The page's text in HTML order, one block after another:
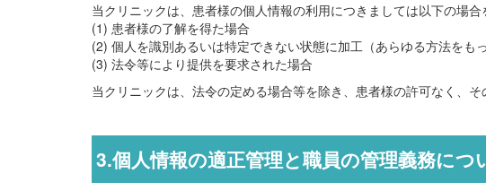
当クリニックは、患者様の個人情報の利用につきましては以下の場
(1) 患者様の了解を得た場合
(2) 個人を識別あるいは特定できない状態に加工（あらゆる方法を
(3) 法令等により提供を要求された場合
当クリニックは、法令の定める場合等を除き、患者様の許可なく、そ
3.個人情報の適正管理と職員の管理義務につ